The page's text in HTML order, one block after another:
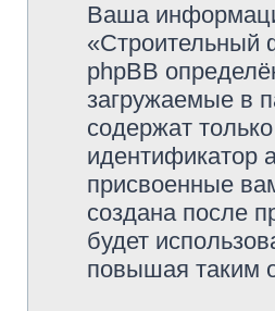
Ваша
«Строительный
phpBB
загружаемые в
содержат
идентификатор
присвоенные
создана после
будет
повышая таким